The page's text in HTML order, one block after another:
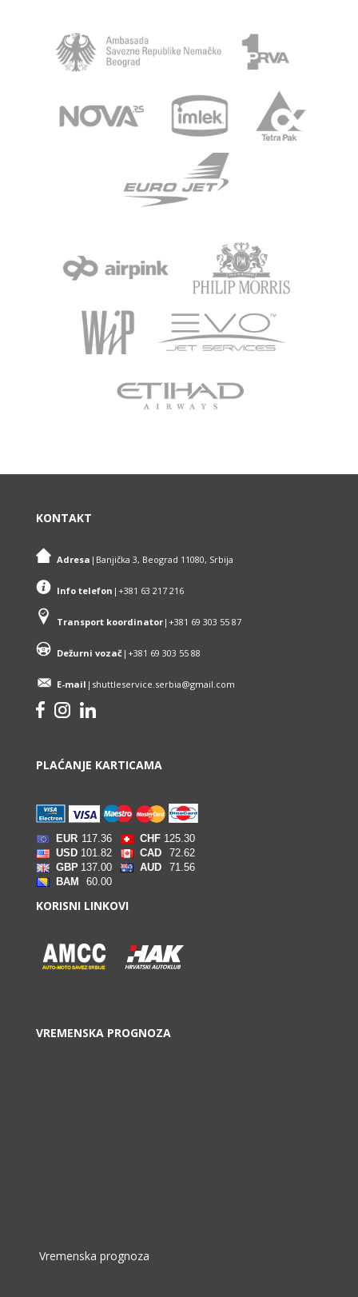
KONTAKT
Adresa | Banjička 3, Beograd 11080, Srbija
Info telefon |+381 63 217 216
Transport koordinator|+381 69 303 55 87
Dežurni vozač| +381 69 303 55 88
E-mail |shuttleservice.serbia@gmail.com
PLAĆANJE KARTICAMA
KORISNI LINKOVI
VREMENSKA PROGNOZA
Vremenska prognoza